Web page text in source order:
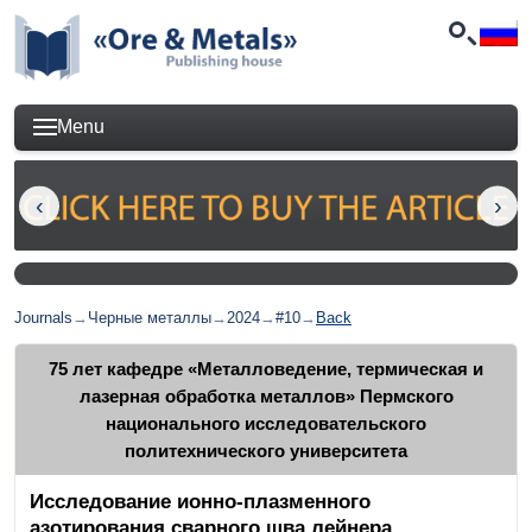
Menu
Journals → Черные металлы→2024→#10→ Back
75 лет кафедре «Металловедение, термическая и
лазерная обработка металлов» Пермского
национального исследовательского
политехнического университета
Исследование ионно-плазменного
азотирования сварного шва лейнера